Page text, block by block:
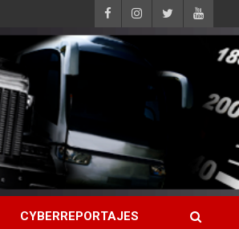
CYBERREPORTAJES